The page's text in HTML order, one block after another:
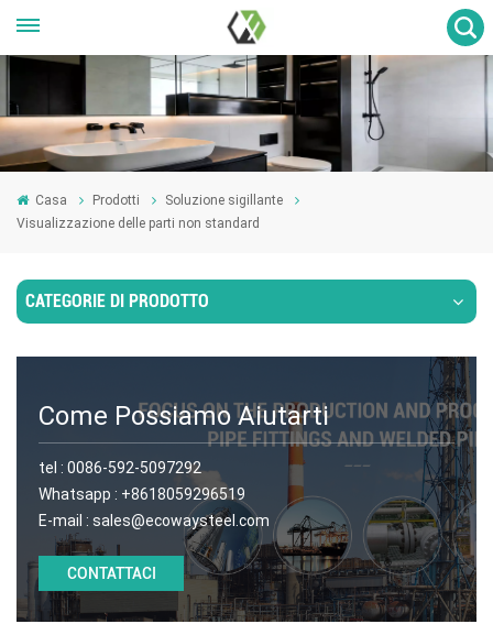
Casa Prodotti
Soluzione sigillante
Visualizzazione delle parti non standard
CATEGORIE DI PRODOTTO
Come Possiamo Aiutarti
tel : 0086-592-5097292
Whatsapp : +8618059296519
E-mail : sales@ecowaysteel.com
CONTATTACI